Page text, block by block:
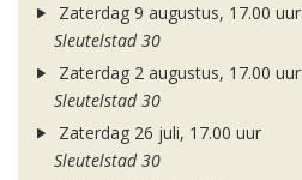
Zaterdag 9 augustus, 17.00 uur
Sleutelstad 30
Zaterdag 2 augustus, 17.00 uur
Sleutelstad 30
Zaterdag 26 juli, 17.00 uur
Sleutelstad 30